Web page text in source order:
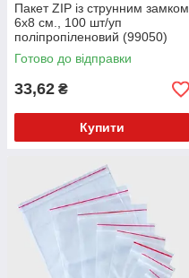
Пакет ZIP із струнним замком
6х8 см., 100 шт/уп
поліпропіленовий (99050)
Готово до відправки
33,62 ₴
Купити